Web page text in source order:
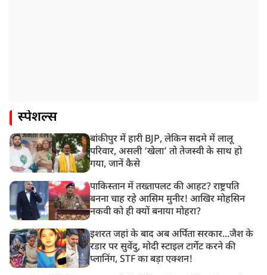
स्पेशल्स
बांकीपुर में हारी BJP, लेकिन सदमे में लालू
परिवार, असली ‘खेला’ तो तेजस्वी के साथ हो
गया, जानें कैसे
पाकिस्तान में तख्तापलट की आहट? राष्ट्रपति
बनना चाह रहे आसिम मुनीर! आखिर मोहसिन
नकवी को ही क्यों बनाया मोहरा?
इशरत जहां के बाद अब अर्पिता सरकार...जैश के
रडार पर सुवेंदु, मोदी स्टाइल टार्गेट करने की
प्लानिंग, STF का बड़ा एक्शन!